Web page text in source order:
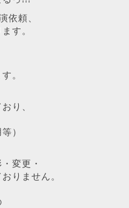
依頼、
す。
。
り、
）
変更・
りません。